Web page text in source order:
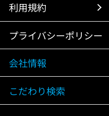
利用規約
プライバシーポリシー
会社情報
こだわり検索